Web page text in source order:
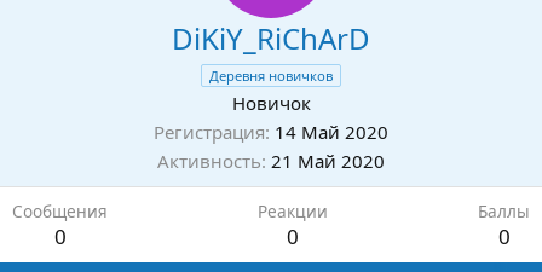
DiKiY_RiChArD
Деревня новичков
Новичок
Регистрация 14 Май 2020
Активность 21 Май 2020
Сообщения
0
Реакции
0
Баллы
0